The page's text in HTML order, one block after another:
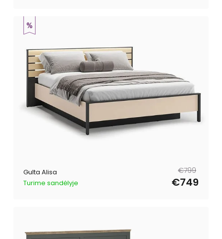
Gulta Alisa
Turime sandėlyje
Parastā
cena
€799
Pārdošanas
cena€749